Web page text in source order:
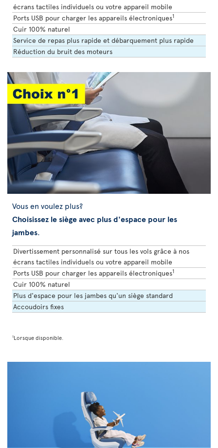
écrans tactiles individuels ou votre appareil mobile
Ports USB pour charger les appareils électroniques1
Cuir 100% naturel
Service de repas plus rapide et débarquement plus rapide
Réduction du bruit des moteurs
Vous en voulez plus?
Choisissez le siège avec plus d'espace pour les
jambes.
Divertissement personnalisé sur tous les vols grâce à nos
écrans tactiles individuels ou votre appareil mobile
Ports USB pour charger les appareils électroniques1
Cuir 100% naturel
Plus d'espace pour les jambes qu'un siège standard
Accoudoirs fixes
1Lorsque disponible.